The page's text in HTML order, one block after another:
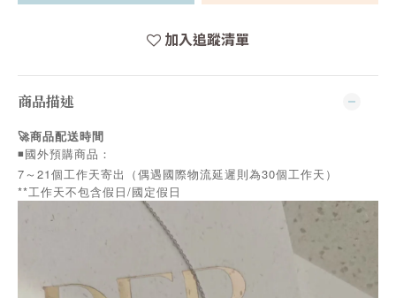
加入追蹤清單
商品描述
🚀商品配送時間
◾️國外預購商品：
7～21個工作天寄出（偶遇國際物流延遲則為30個工作天）
**工作天不包含假日/國定假日